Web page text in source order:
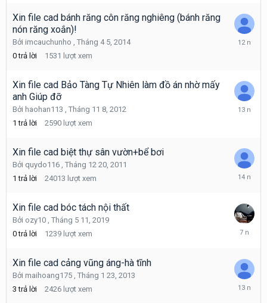
2013
Xin file cad bánh răng côn răng nghiêng (bánh răng
nón răng xoắn)!
Bởi imcauchunho , Tháng 4 5, 2014
0 trả lời 1531 lượt xem
Tháng
Xin file cad Bảo Tàng Tự Nhiên làm đồ án nhờ mấy
anh Giúp đỡ
Bởi haohan113 , Tháng 11 8, 2012
1 trả lời 2590 lượt xem
Tháng
Xin file cad biệt thự sân vườn+bể bơi
Bởi quydo116 , Tháng 12 20, 2011
1 trả lời 24013 lượt xem
Tháng
2012
Xin file cad bóc tách nội thất
Bởi ozy10 , Tháng 5 11, 2019
0 trả lời 1239 lượt xem
Tháng
2019
Xin file cad cảng vũng áng-hà tĩnh
Bởi maihoang175 , Tháng 1 23, 2013
3 trả lời 2426 lượt xem
Tháng